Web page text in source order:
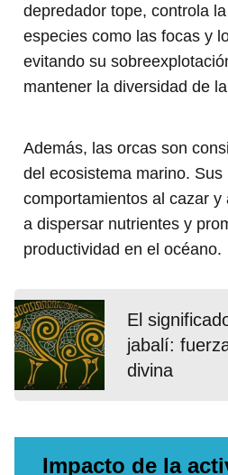
depredador tope, controla
especies como las focas y
evitando su
mantener la diversidad de
Además, las orcas son
del ecosistema marino.
comportamientos al cazar y
a dispersar nutrientes y
productividad en el océano.
El
jabalí:
divina
Impacto de la